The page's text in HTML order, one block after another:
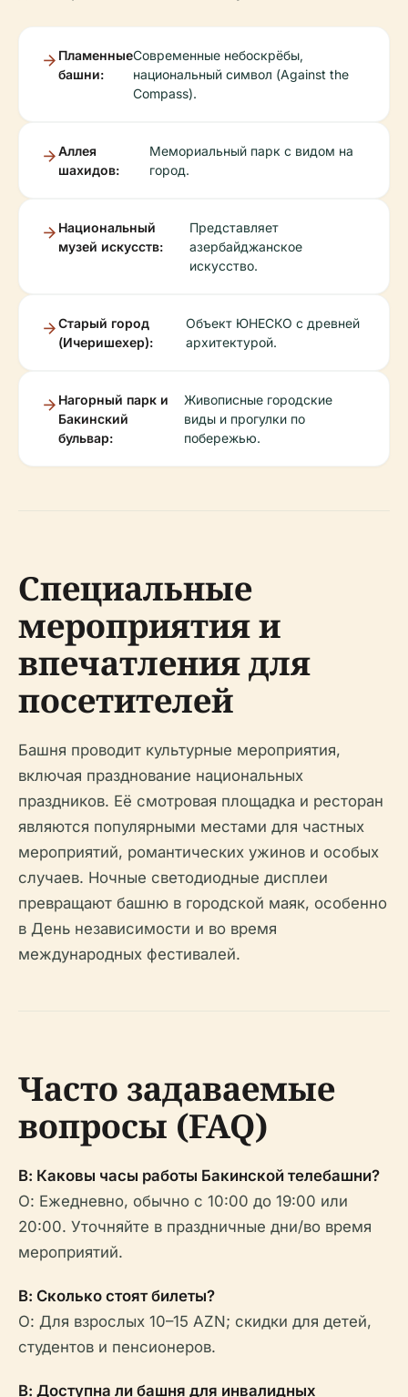
Пламенные
башни:
Современные небоскрёбы,
национальный символ (Against the
Compass).
Аллея
шахидов:
Мемориальный парк с видом на
город.
Национальный
музей искусств:
Представляет
азербайджанское
искусство.
Старый город
(Ичеришехер):
Объект ЮНЕСКО с древней
архитектурой.
Нагорный парк и
Бакинский
бульвар:
Живописные городские
виды и прогулки по
побережью.
Специальные
мероприятия и
впечатления для
посетителей
Башня проводит культурные мероприятия,
включая празднование национальных
праздников. Её смотровая площадка и ресторан
являются популярными местами для частных
мероприятий, романтических ужинов и особых
случаев. Ночные светодиодные дисплеи
превращают башню в городской маяк, особенно
в День независимости и во время
международных фестивалей.
Часто задаваемые
вопросы (FAQ)
В: Каковы часы работы Бакинской телебашни?
О: Ежедневно, обычно с 10:00 до 19:00 или
20:00. Уточняйте в праздничные дни/во время
мероприятий.
В: Сколько стоят билеты?
О: Для взрослых 10–15 AZN; скидки для детей,
студентов и пенсионеров.
В: Доступна ли башня для инвалидных